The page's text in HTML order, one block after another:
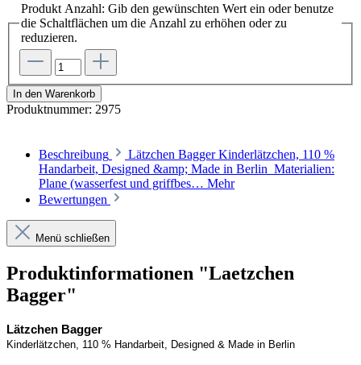
Produkt Anzahl: Gib den gewünschten Wert ein oder benutze
die Schaltflächen um die Anzahl zu erhöhen oder zu
reduzieren.
In den Warenkorb
Produktnummer: 2975
Beschreibung
Lätzchen Bagger Kinderlätzchen, 110 %
Handarbeit, Designed &amp; Made in Berlin Materialien:
Plane (wasserfest und griffbes… Mehr
Bewertungen
Menü schließen
Produktinformationen "Laetzchen
Bagger"
Lätzchen Bagger
Kinderlätzchen, 110 % Handarbeit, Designed & Made in Berlin